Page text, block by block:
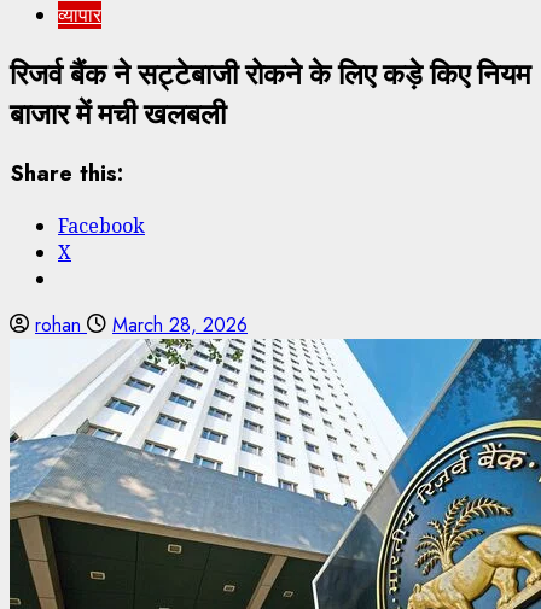
व्यापार
रिजर्व बैंक ने सट्टेबाजी रोकने के लिए कड़े किए नियम
बाजार में मची खलबली
Share this:
Facebook
X
rohan March 28, 2026